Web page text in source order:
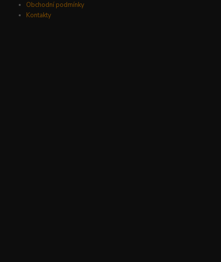
Obchodní podmínky
Kontakty